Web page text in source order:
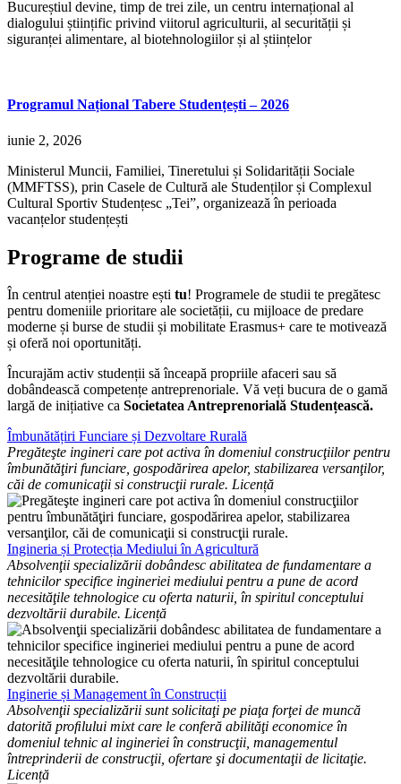
Bucureștiul devine, timp de trei zile, un centru internațional al
dialogului științific privind viitorul agriculturii, al securității și
siguranței alimentare, al biotehnologiilor și al științelor
Programul Național Tabere Studențești – 2026
iunie 2, 2026
Ministerul Muncii, Familiei, Tineretului și Solidarității Sociale
(MMFTSS), prin Casele de Cultură ale Studenților și Complexul
Cultural Sportiv Studențesc „Tei”, organizează în perioada
vacanțelor studențești
Programe de studii
În centrul atenției noastre ești tu! Programele de studii te pregătesc
pentru domeniile prioritare ale societății, cu mijloace de predare
moderne și burse de studii și mobilitate Erasmus+ care te motivează
și oferă noi oportunități.
Încurajăm activ studenții să înceapă propriile afaceri sau să
dobândească competențe antreprenoriale. Vă veți bucura de o gamă
largă de inițiative ca Societatea Antreprenorială Studențească.
Îmbunătățiri Funciare și Dezvoltare Rurală
Pregăteşte ingineri care pot activa în domeniul construcţiilor pentru
îmbunătăţiri funciare, gospodărirea apelor, stabilizarea versanţilor,
căi de comunicaţii si construcţii rurale. Licență
Ingineria și Protecția Mediului în Agricultură
Absolvenţii specializării dobândesc abilitatea de fundamentare a
tehnicilor specifice ingineriei mediului pentru a pune de acord
necesităţile tehnologice cu oferta naturii, în spiritul conceptului
dezvoltării durabile. Licență
Inginerie și Management în Construcții
Absolvenţii specializării sunt solicitaţi pe piaţa forţei de muncă
datorită proﬁlului mixt care le conferă abilităţi economice în
domeniul tehnic al ingineriei în construcţii, managementul
întreprinderii de construcţii, ofertare şi documentaţii de licitaţie.
Licență